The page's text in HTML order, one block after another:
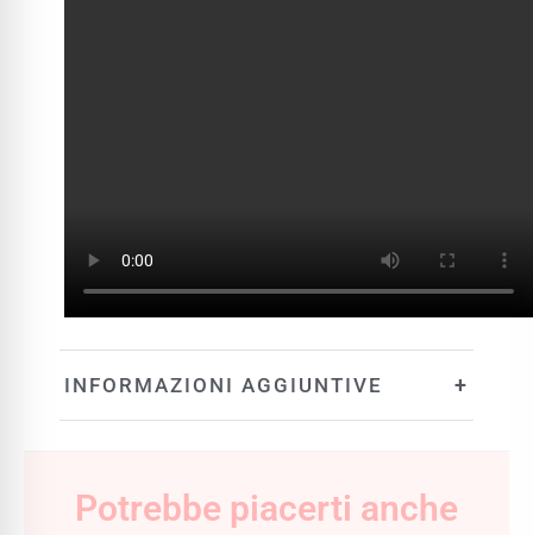
INFORMAZIONI AGGIUNTIVE +
Potrebbe piacerti anche